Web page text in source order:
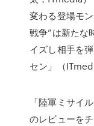
変わる登場モ
戦争”は新たな
イズし相手を
セン」（
「陸軍ミサイ
のレビューを